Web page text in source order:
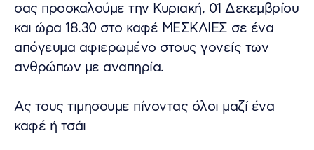
σας προσκαλούμε την Κυριακή, 01 Δεκεμβρίου
και ώρα 18.30 στο καφέ ΜΕΣΚΛΙΕΣ σε ένα
απόγευμα αφιερωμένο στους γονείς των
ανθρώπων με αναπηρία.
Ας τους τιμησουμε πίνοντας όλοι μαζί ένα
καφέ ή τσάι